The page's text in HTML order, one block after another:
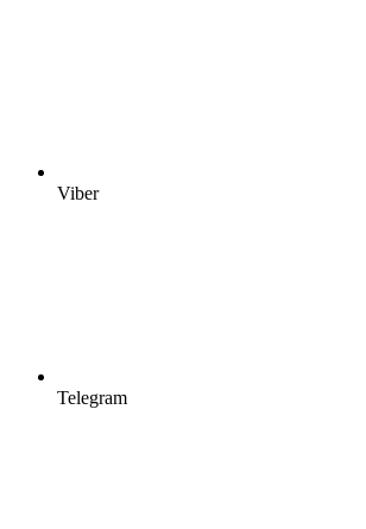
Viber
Telegram